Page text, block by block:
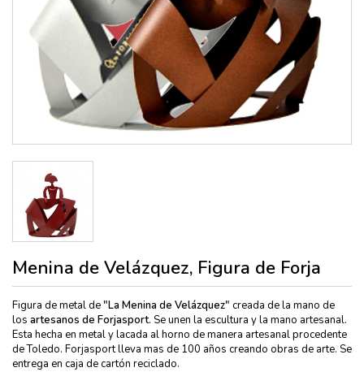
Menina de Velázquez, Figura de Forja
Figura de metal de"La Menina de Velázquez" creada de la mano de
los artesanos de Forjasport. Se unen la escultura y la mano artesanal.
Esta hecha en metal y lacada al horno de manera artesanal procedente
de Toledo. Forjasport lleva mas de 100 años creando obras de arte. Se
entrega en caja de cartón reciclado.